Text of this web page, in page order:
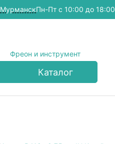
МурманскПн-Пт с 10:00 до 18:00
Фреон и инструмент
Каталог